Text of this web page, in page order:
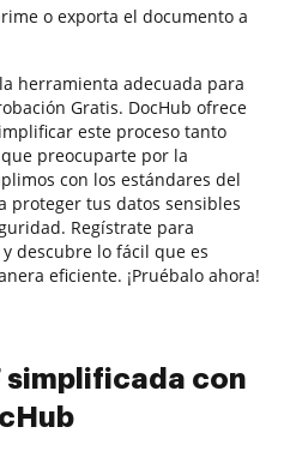
o exporta el documento a
herramienta adecuada para
Gratis. DocHub ofrece
este proceso tanto
preocuparte por la
con los estándares del
proteger tus datos sensibles
Regístrate para
descubre lo fácil que es
eficiente. ¡Pruébalo ahora!
simplificada con